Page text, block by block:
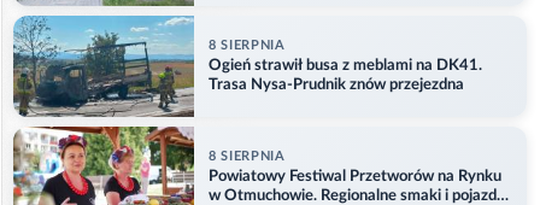
8 SIERPNIA
Ogień strawił busa z meblami na DK41.
Trasa Nysa-Prudnik znów przejezdna
8 SIERPNIA
Powiatowy Festiwal Przetworów na Rynku
w Otmuchowie. Regionalne smaki i pojazdy